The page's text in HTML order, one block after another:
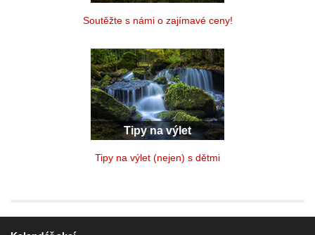
Soutěžte s námi o zajímavé ceny!
Tipy na výlet
Tipy na výlet (nejen) s dětmi